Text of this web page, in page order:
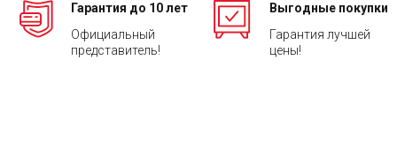
Гарантия до 10 лет
Официальный
представитель!
Выгодные покупки
Гарантия лучшей
цены!